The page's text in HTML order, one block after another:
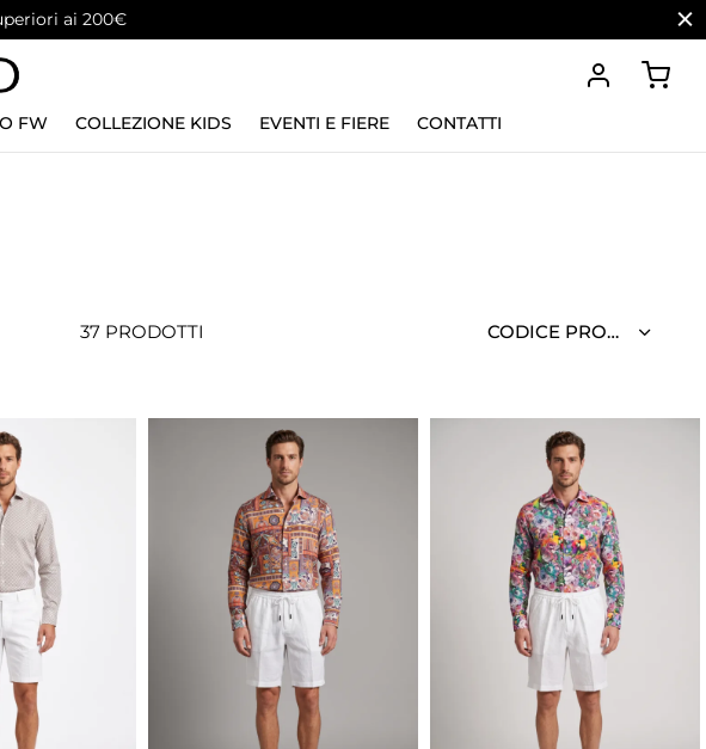
ai 200€
FW COLLEZIONE KIDS EVENTI E FIERE CONTATTI
37 PRODOTTI